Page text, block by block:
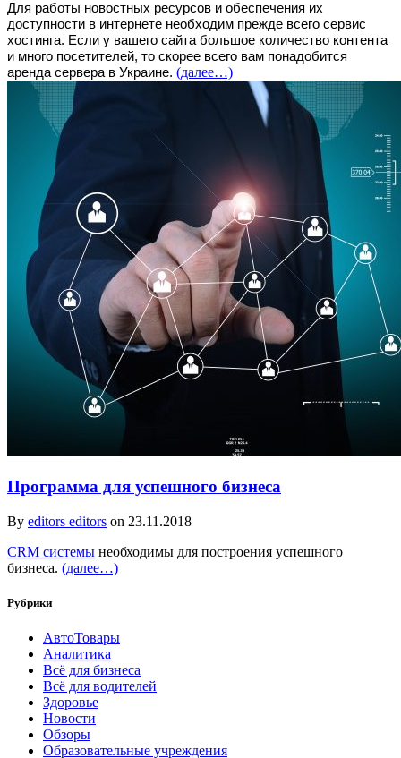
Для работы новостных ресурсов и обеспечения их
доступности в интернете необходим прежде всего сервис
хостинга. Если у вашего сайта большое количество контента
и много посетителей, то скорее всего вам понадобится
аренда сервера в Украине. (далее…)
Программа для успешного бизнеса
By editors editors on 23.11.2018
CRM системы необходимы для построения успешного
бизнеса. (далее…)
Рубрики
АвтоТовары
Аналитика
Всё для бизнеса
Всё для водителей
Здоровье
Новости
Обзоры
Образовательные учреждения